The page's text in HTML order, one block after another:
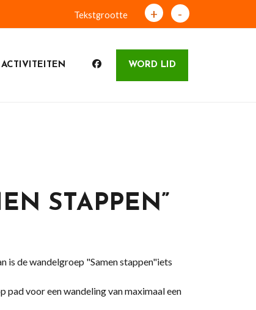
Tekstgrootte + -
ACTIVITEITEN WORD LID
STAPPEN”
is de wandelgroep "Samen stappen"iets
pad voor een wandeling van maximaal een